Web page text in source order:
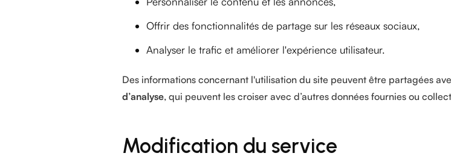
Offrir des fonctionnalités de partage sur les réseaux sociaux,
Analyser le trafic et améliorer l'expérience utilisateur.
Des informations concernant l'utilisation du site peuvent être partagées
d’analyse, qui peuvent les croiser avec d’autres données fournies ou
Modification du service